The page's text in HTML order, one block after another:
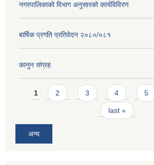
नगरपालिकाको विभाग अनुसारको कार्यविविरण
बार्षिक प्रगति प्रतिवेदन २०८०/०८१
कानुन संग्रह
Pages
1 2 3 4 5
last »
अन्य